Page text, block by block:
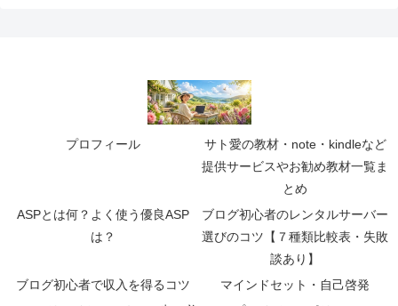
プロフィール
サト愛の教材・note・kindleなど
提供サービスやお勧め教材一覧ま
とめ
ASPとは何？よく使う優良ASP
は？
ブログ初心者のレンタルサーバー
選びのコツ【７種類比較表・失敗
談あり】
ブログ初心者で収入を得るコツ
マインドセット・自己啓発